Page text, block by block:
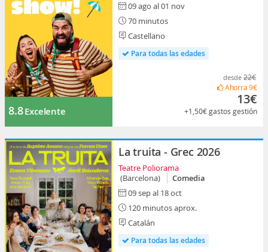
8.8Excelente
09 ago al 01 nov
70 minutos
Castellano
Para todas las edades
desde 22€
Ahorra9€
13€
+1,50€gastos gestión
La truita - Grec 2026
Teatre Poliorama
(Barcelona)
Comedia
09 sep al 18 oct
120 minutos aprox.
Catalán
Para todas las edades